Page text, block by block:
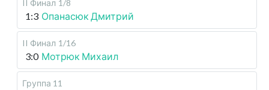
II Финал 1/8
1:3 Опанасюк Дмитрий
II Финал 1/16
3:0 Мотрюк Михаил
Группа 11